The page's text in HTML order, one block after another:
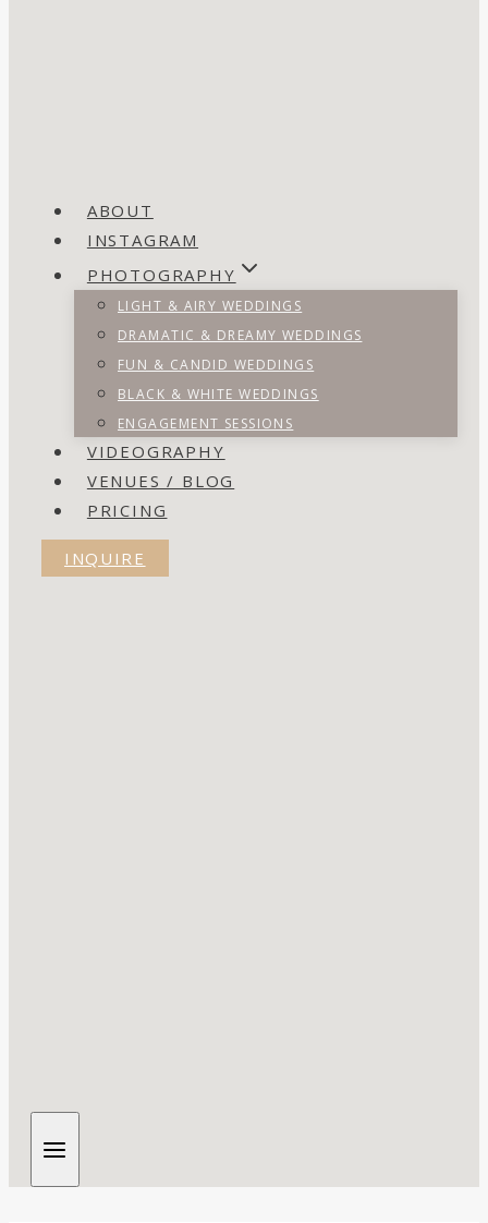
ABOUT
INSTAGRAM
PHOTOGRAPHY
LIGHT & AIRY WEDDINGS
DRAMATIC & DREAMY WEDDINGS
FUN & CANDID WEDDINGS
BLACK & WHITE WEDDINGS
ENGAGEMENT SESSIONS
VIDEOGRAPHY
VENUES / BLOG
PRICING
INQUIRE